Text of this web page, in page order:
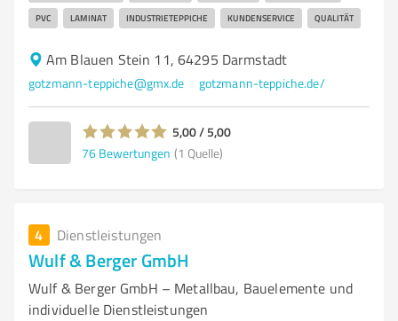
PVC LAMINAT INDUSTRIETEPPICHE KUNDENSERVICE QUALITÄT
Am Blauen Stein 11, 64295 Darmstadt
gotzmann-teppiche@gmx.de gotzmann-teppiche.de/
5,00 / 5,00
76 Bewertungen (1 Quelle)
4 Dienstleistungen
Wulf & Berger GmbH
Wulf & Berger GmbH – Metallbau, Bauelemente und
individuelle Dienstleistungen